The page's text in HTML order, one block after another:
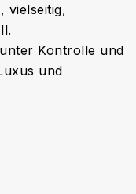
vielseitig,
Kontrolle und
und